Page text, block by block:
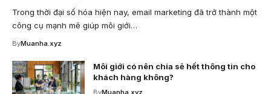
Trong thời đại số hóa hiện nay, email marketing đã trở thành một
công cụ mạnh mẽ giúp môi giới…
ByMuanha.xyz
Môi giới có nên chia sẻ hết thông tin cho
khách hàng không?
ByMuanha.xyz